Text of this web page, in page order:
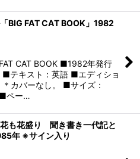
BIG FAT CAT BOOK」1982
CAT BOOK ■1982年発行
■テキスト：英語 ■エディショ
カバーなし。 ■サイズ：
ペー…
も花盛り 聞き書き一代記と
年 ※サイン入り